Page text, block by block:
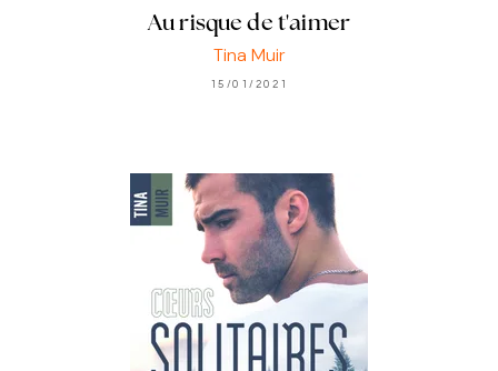
Au risque de t'aimer
Tina Muir
15/01/2021